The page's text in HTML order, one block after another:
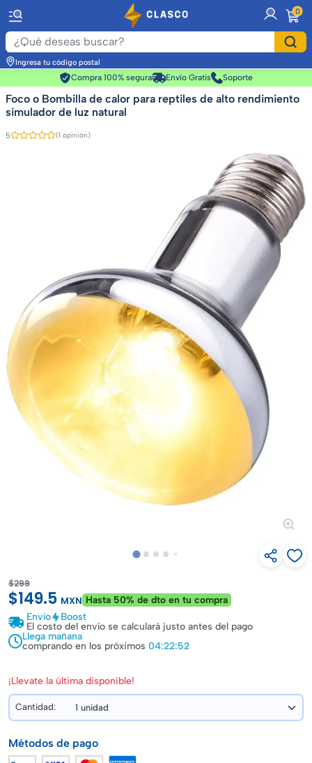
0
Ingresa tu código postal
Compra 100% segura
Envío Gratis Soporte
Foco o Bombilla de calor para reptiles de alto rendimiento
simulador de luz natural
5 (1 opinión)
$299
$149.5 MXN Hasta 50% de dto en tu compra
Envío
Boost
El costo del envío se calculará justo antes del pago
Llega mañana
comprando en los próximos 04:22:52
¡Llevate la última disponible!
Cantidad:
Métodos de pago